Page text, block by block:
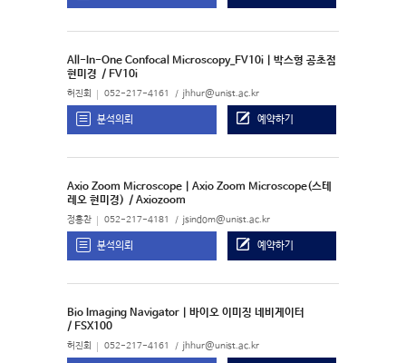
All-In-One Confocal Microscopy_FV10i | 박스형 공초점
현미경 / FV10i
허진회 052-217-4161 jhhur@unist.ac.kr
분석의뢰 예약하기
Axio Zoom Microscope | Axio Zoom Microscope(스테
레오 현미경) / Axiozoom
정홍찬 052-217-4181 jsindom@unist.ac.kr
분석의뢰 예약하기
Bio Imaging Navigator | 바이오 이미징 네비게이터
/ FSX100
허진회 052-217-4161 jhhur@unist.ac.kr